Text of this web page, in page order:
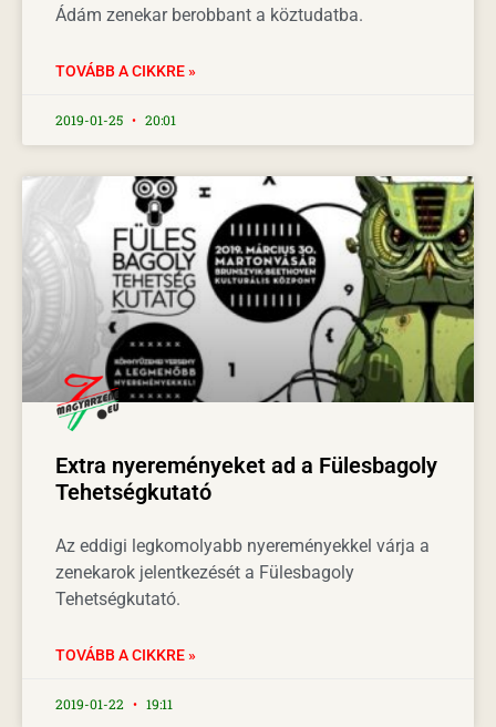
Ádám zenekar berobbant a köztudatba.
TOVÁBB A CIKKRE »
2019-01-25 20:01
Extra nyereményeket ad a Fülesbagoly
Tehetségkutató
Az eddigi legkomolyabb nyereményekkel várja a
zenekarok jelentkezését a Fülesbagoly
Tehetségkutató.
TOVÁBB A CIKKRE »
2019-01-22 19:11